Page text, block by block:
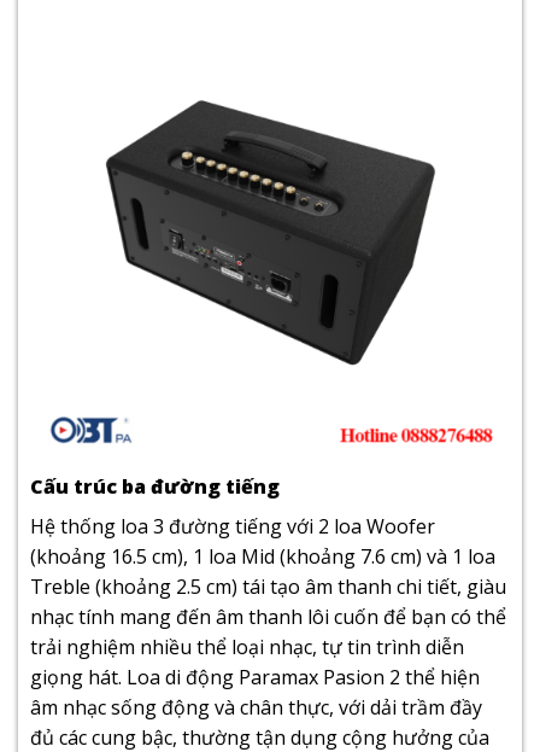
Cấu trúc ba đường tiếng
Hệ thống loa 3 đường tiếng với 2 loa Woofer
(khoảng 16.5 cm), 1 loa Mid (khoảng 7.6 cm) và 1 loa
Treble (khoảng 2.5 cm) tái tạo âm thanh chi tiết, giàu
nhạc tính mang đến âm thanh lôi cuốn để bạn có thể
trải nghiệm nhiều thể loại nhạc, tự tin trình diễn
giọng hát. Loa di động Paramax Pasion 2 thể hiện
âm nhạc sống động và chân thực, với dải trầm đầy
đủ các cung bậc, thường tận dụng cộng hưởng của